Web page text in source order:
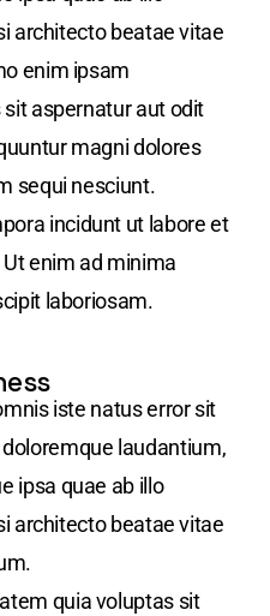
architecto beatae vitae
enim ipsam
aspernatur aut odit
magni dolores
sequi nesciunt.
incidunt ut labore et
enim ad minima
laboriosam.
iste natus error sit
laudantium,
ipsa quae ab illo
architecto beatae vitae
quia voluptas sit